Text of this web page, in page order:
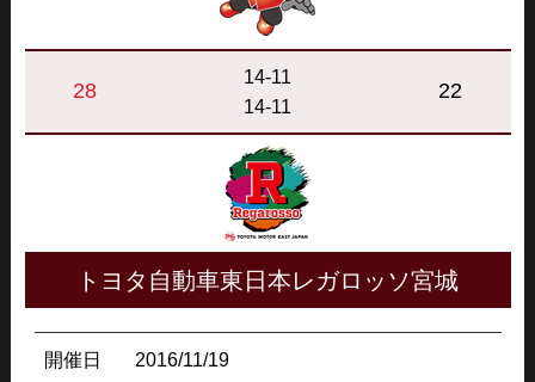
28
14-11
14-11
22
トヨタ自動車東日本レガロッソ宮城
開催日 2016/11/19